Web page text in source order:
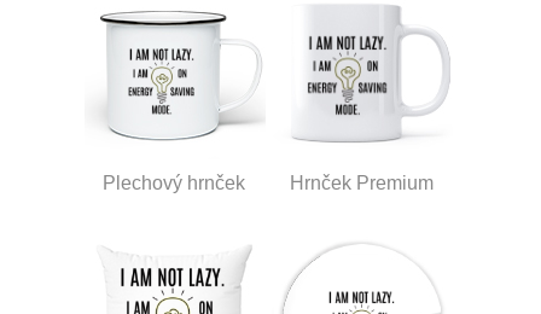
Plechový hrnček Hrnček Premium